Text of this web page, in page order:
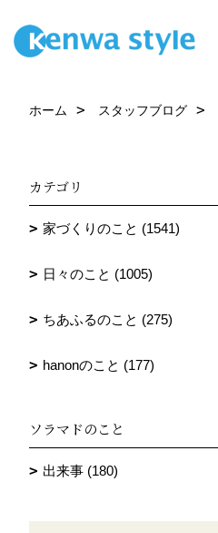
ホーム スタッフブログ
カテゴリ
家づくりのこと (1541)
日々のこと (1005)
ちあふるのこと (275)
hanonのこと (177)
ソラマドのこと
出来事 (180)